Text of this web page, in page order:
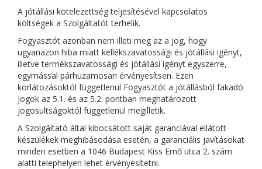
A jótállási kötelezettség teljesítésével kapcsolatos
költségek a Szolgáltatót terhelik.
Fogyasztót azonban nem illeti meg az a jog, hogy
ugyanazon hiba miatt kellékszavatossági és jótállási igényt,
illetve termékszavatossági és jótállási igényt egyszerre,
egymással párhuzamosan érvényesítsen. Ezen
korlátozásoktól függetlenül Fogyasztót a jótállásból fakadó
jogok az 5.1. és az 5.2. pontban meghatározott
jogosultságoktól függetlenül megilletik.
A Szolgáltató által kibocsátott saját garanciával ellátott
készülékek meghibásodása esetén, a garanciális javításokat
minden esetben a 1046 Budapest Kiss Ernő utca 2. szám
alatti telephelyen lehet érvényesítetni.